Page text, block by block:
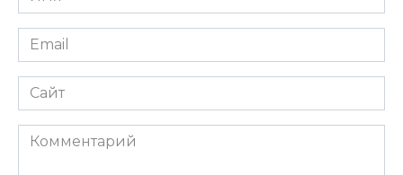
*
Email
*
Сайт
Комментарий